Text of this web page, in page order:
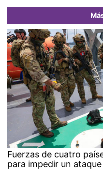
Fuerzas de cuatro
para impedir un